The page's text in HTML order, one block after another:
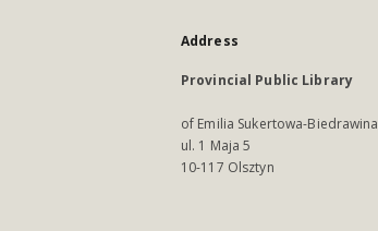
Address
Provincial Public Library
of Emilia Sukertowa-Biedrawina
ul. 1 Maja 5
10-117 Olsztyn